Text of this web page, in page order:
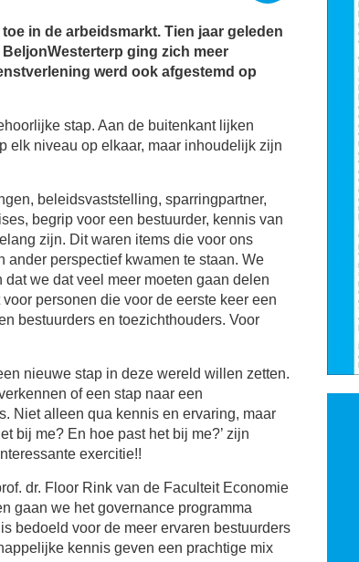
in de arbeidsmarkt. Tien jaar geleden
ging zich meer
werd ook afgestemd op
stap. Aan de buitenkant lijken
elk niveau op elkaar, maar inhoudelijk zijn
beleidsvaststelling, sparringpartner,
begrip voor een bestuurder, kennis van
zijn. Dit waren items die voor ons
perspectief kwamen te staan. We
we dat veel meer moeten gaan delen
personen die voor de eerste keer een
bestuurders en toezichthouders. Voor
nieuwe stap in deze wereld willen zetten.
of een stap naar een
Niet alleen qua kennis en ervaring, maar
bij me? En hoe past het bij me?’ zijn
exercitie!!
dr. Floor Rink van de Faculteit Economie
gaan we het governance programma
bedoeld voor de meer ervaren bestuurders
kennis geven een prachtige mix